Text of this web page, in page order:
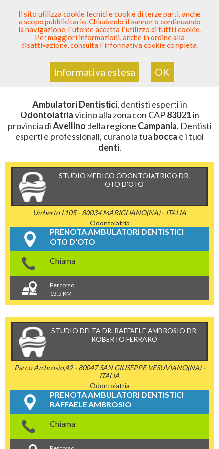
SEI DENTISTA? PARTECIPA
Sei QuiElenco Dentista Sicuro > Odontoiatria>
Ambulatori Dentistici>Campania>Avellino>CAP
83021
ZONA CON CAP 83021
Ambulatori Dentistici, dentisti esperti in
Odontoiatriavicino alla zona con CAP83021in
provincia diAvellino della regione Campania. Dentisti
esperti e professionali, curano la tua bocca e i tuoi
denti.
STUDIO MEDICO ODONTOIATRICO DR.
OTO D'OTO
Umberto I,105 - 80034 MARIGLIANO(NA) - ITALIA
Odontoiatria
PRENOTA AMBULATORI DENTISTICI
OTO D'OTO
Chiama
Percorso
13,5 KM
STUDIO DELTA DR. RAFFAELE AMBROSIO DR.
ROBERTO FERRARO
Parco Ambrosio,42 - 80047 SAN GIUSEPPE VESUVIANO(NA) -
ITALIA
Odontoiatria
PRENOTA AMBULATORI DENTISTICI
RAFFAELE AMBROSIO
Chiama
Il sito utilizza cookie tecnici e cookie di terze parti, anche
a scopo pubblicitario. Chiudendo il banner o continuando
la navigazione, l´utente accetta l´utilizzo di tutti i cookie.
Per maggiori informazioni, anche in ordine alla
disattivazione, consulta l´informativa cookie completa.
Informativa estesa OK